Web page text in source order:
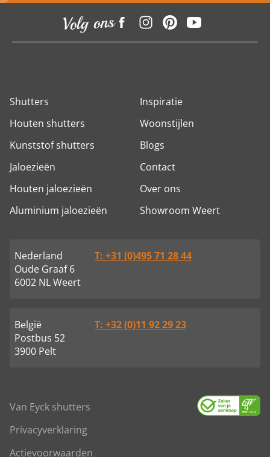
Volg ons
Shutters
Houten shutters
Kunststof shutters
Jaloezieën
Houten jaloezieën
Aluminium jaloezieën
Inspiratie
Woonstijlen
Blogs
Contact
Over ons
Showroom Weert
Nederland
Oude Graaf 6
6002 NL Weert
T: +31 (0)495 71 28 44
België
Postbus 52
3900 Pelt
T: +32 (0)11 92 29 23
Van Eyck shutters
Privacyverklaring
Actievoorwaarden